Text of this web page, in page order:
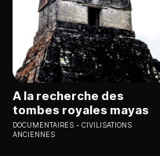
A la recherche des
tombes royales mayas
DOCUMENTAIRES
CIVILISATIONS
ANCIENNES